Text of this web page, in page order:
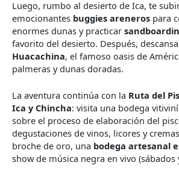
Luego, rumbo al desierto de Ica, te
emocionantes buggies areneros para
enormes dunas y practicar
favorito del desierto. Después,
Huacachina, el famoso oasis de
palmeras y dunas doradas.
La aventura continúa con la Ruta del
Ica y Chincha: visita una bodega
sobre el proceso de elaboración del
degustaciones de vinos, licores y
broche de oro, una bodega artesanal
show de música negra en vivo (sábados